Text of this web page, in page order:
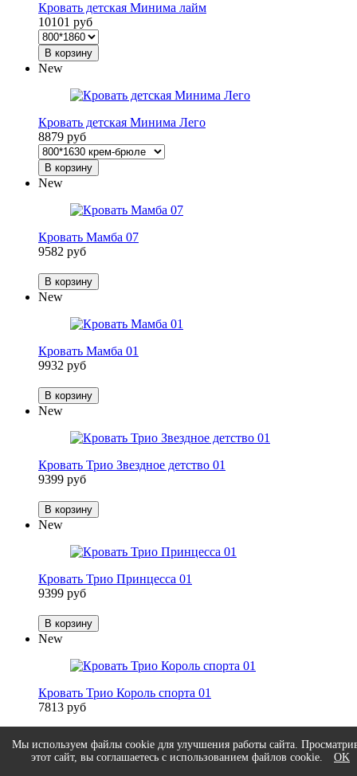
Мы используем файлы cookie для улучшения работы сайта.
этот сайт, вы соглашаетесь с использованием файлов cookie.
OK
Кровать детская Минима лайм
10101 руб
В корзину
New
Кровать детская Минима Лего
8879 руб
В корзину
New
Кровать Мамба 07
9582 руб
В корзину
New
Кровать Мамба 01
9932 руб
В корзину
New
Кровать Трио Звездное детство 01
9399 руб
В корзину
New
Кровать Трио Принцесса 01
9399 руб
В корзину
New
Кровать Трио Король спорта 01
7813 руб
New